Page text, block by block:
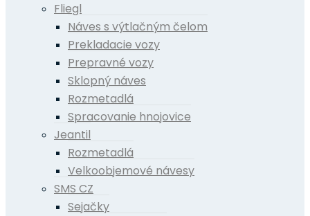
Fliegl
Náves s výtlačným čelom
Prekladacie vozy
Prepravné vozy
Sklopný náves
Rozmetadlá
Spracovanie hnojovice
Jeantil
Rozmetadlá
Velkoobjemové návesy
SMS CZ
Sejačky